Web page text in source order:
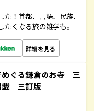
！首都、言語、民族、
くなる旅の雑学も。
詳細を見る
ぐる鎌倉のお寺 三
載 三訂版